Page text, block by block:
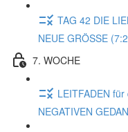
TAG 42 DIE
NEUE GRÖSSE
7. WOCHE
LEITFADEN
NEGATIVEN